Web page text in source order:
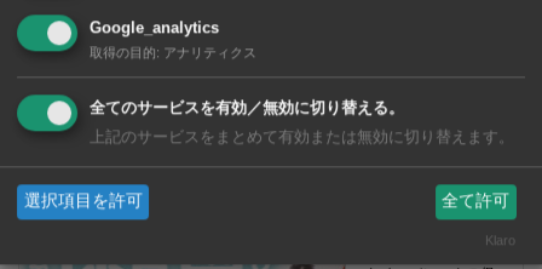
ク】 コンビニ（セ
ブンイレブン）で買
える薬 2026年版
Google_analytics
取得の目的: アナリティクス
全てのサービスを有効／無効に切り替える。
上記のサービスをまとめて有効または無効に切り替えます。
選択項目を許可 全て許可
Klaro